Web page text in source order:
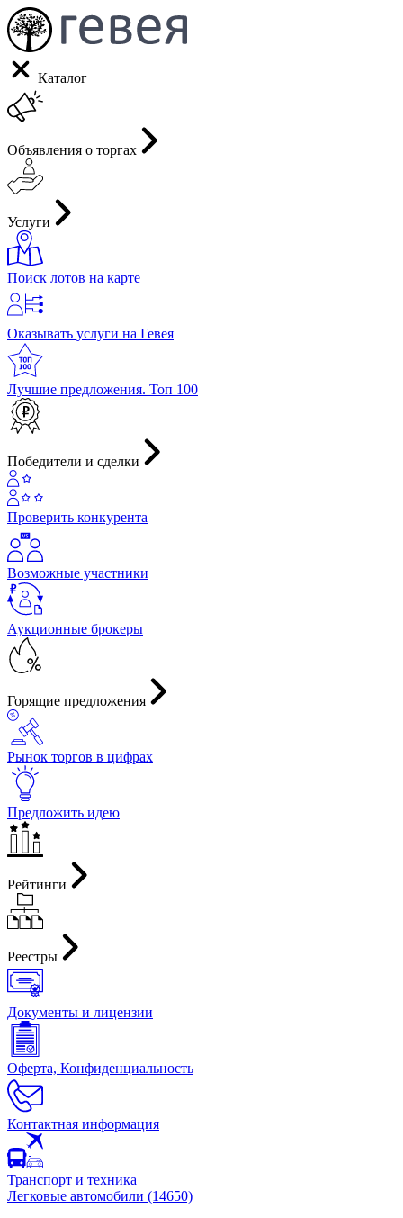
Каталог
Объявления о торгах
Услуги
Поиск лотов на карте
Оказывать услуги на Гевея
Лучшие предложения. Топ 100
Победители и сделки
Проверить конкурента
Возможные участники
Аукционные брокеры
Горящие предложения
Рынок торгов в цифрах
Предложить идею
Рейтинги
Реестры
Документы и лицензии
Оферта, Конфиденциальность
Контактная информация
Транспорт и техника
Легковые автомобили (14650)